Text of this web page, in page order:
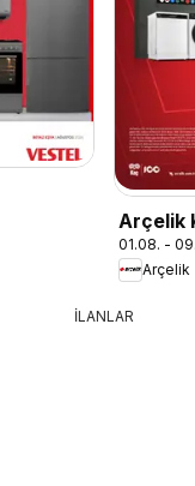
Arçelik
01.08. -
Arçelik
İLANLAR